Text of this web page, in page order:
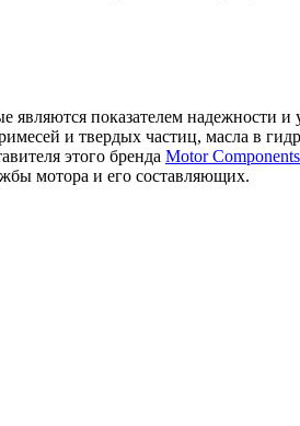
показателем надежности
и твердых частиц, масла в
этого бренда Motor Components
мотора и его составляющих.